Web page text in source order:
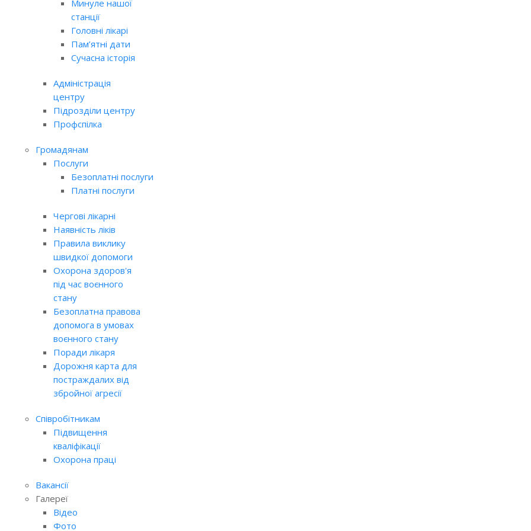
Минуле нашої
станції
Головні лікарі
Пам’ятні дати
Сучасна історія
Адміністрація
центру
Підрозділи центру
Профспілка
Громадянам
Послуги
Безоплатні послуги
Платні послуги
Чергові лікарні
Наявність ліків
Правила виклику
швидкої допомоги
Охорона здоров'я
під час воєнного
стану
Безоплатна правова
допомога в умовах
воєнного стану
Поради лікаря
Дорожня карта для
постраждалих від
збройної агресії
Співробітникам
Підвищення
кваліфікації
Охорона праці
Вакансії
Галереї
Відео
Фото